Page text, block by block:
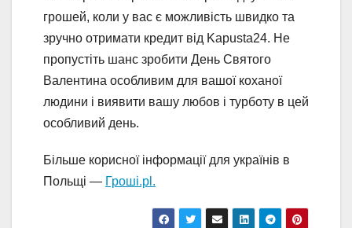
грошей, коли у вас є можливість швидко та
зручно отримати кредит від Kapusta24. Не
пропустіть шанс зробити День Святого
Валентина особливим для вашої коханої
людини і виявити вашу любов і турботу в цей
особливий день.
Більше корисної інформації для українів в
Польщі — Гроші.pl.